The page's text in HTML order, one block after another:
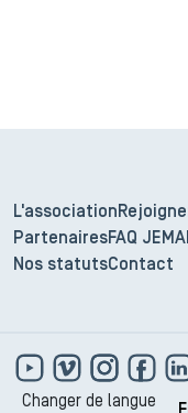
L'association
PartenairesFAQ JEMA
Nos statutsContact
Changer de langue